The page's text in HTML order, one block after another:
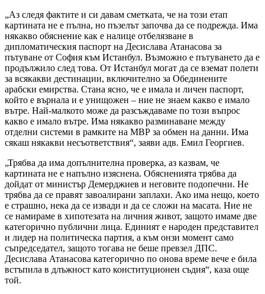
„Аз следя фактите и си давам сметката, че на този етап
картината не е пълна, но пъзелът започва да се подрежда. Има
някакво обяснение как е налице отбелязване в
дипломатическия паспорт на Десислава Атанасова за
пътуване от София към Истанбул. Възможно е пътуването да е
продължило след това. От Истанбул могат да се вземат полети
за всякакви дестинации, включително за Обединените
арабски емирства. Стана ясно, че е имала и личен паспорт,
който е върнала и е унищожен – ние не знаем какво е имало
вътре. Най-малкото може да разсъждаваме по този въпрос
какво е имало вътре. Има някакво разминаване между
отделни системи в рамките на МВР за обмен на данни. Има
сякаш някакви несъответствия“, заяви адв. Емил Георгиев.
„Трябва да има допълнителна проверка, аз казвам, че
картината не е напълно изяснена. Обясненията трябва да
дойдат от министър Демерджиев и неговите подопечни. Не
трябва да се правят завоалирани заплахи. Ако има нещо, което
е страшно, нека да се извади и да се сложи на масата. Ние не
се намираме в хипотезата на личния живот, защото имаме две
категорично публични лица. Единият е народен представител
и лидер на политическа партия, а към онзи момент само
съпредседател, защото тогава не беше превзел ДПС.
Десислава Атанасова категорично по онова време вече е била
встъпила в длъжност като конституционен съдия“, каза още
той.